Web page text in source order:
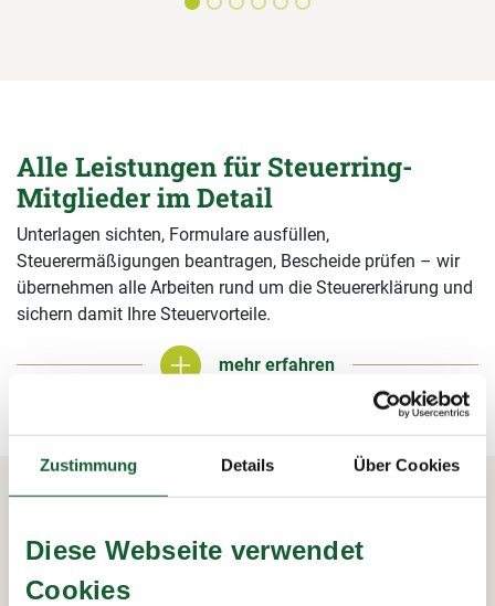
Zustimmung Details Über Cookies
Diese Webseite verwendet
Cookies
Alle Leistungen für Steuerring-
Mitglieder im Detail
Unterlagen sichten, Formulare ausfüllen,
Steuerermäßigungen beantragen, Bescheide prüfen – wir
übernehmen alle Arbeiten rund um die Steuererklärung und
sichern damit Ihre Steuervorteile.
mehr erfahren
mehr erfahren
In 3 Schritten zur Steuererklärung.
So funktioniert's: